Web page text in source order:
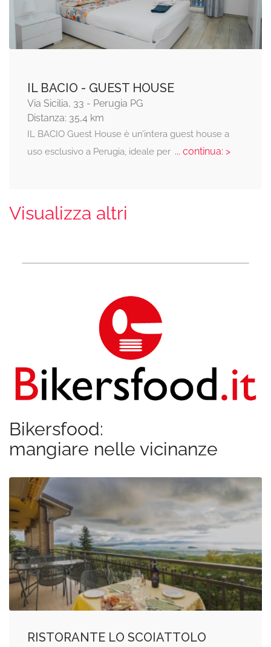
IL BACIO - GUEST HOUSE
Via Sicilia, 33 - Perugia PG
Distanza: 35,4 km
IL BACIO Guest House è un’intera guest house a
uso esclusivo a Perugia, ideale per... continua: >
Visualizza altri
Bikersfood:
mangiare nelle vicinanze
RISTORANTE LO SCOIATTOLO